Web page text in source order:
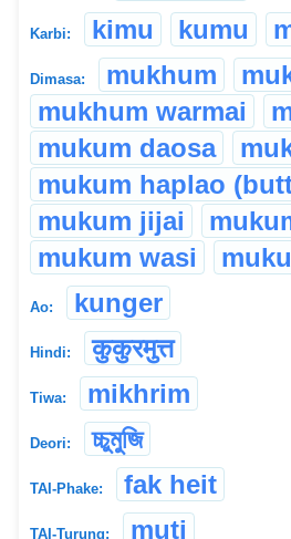
Karbi: kimu kumu
Dimasa: mukhum
mukhum warmai
mukum daosa
mukum haplao
mukum jijai
mukum wasi
Ao: kunger
Hindi: कुकुरमुत्त
Tiwa: mikhrim
Deori: চ্চুমুজি
TAI-Phake: fak heit
TAI-Turung: muti